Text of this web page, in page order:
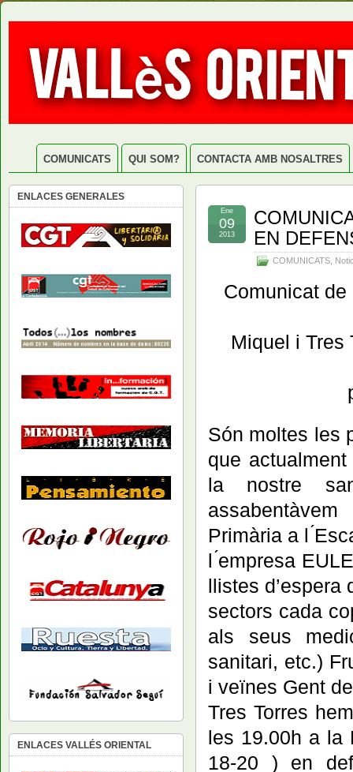
COMUNICATS QUI SOM? CONTACTA AMB NOSALTRES
EN
COMUNICATS
Ene
09
2013
Comunicat
Miquel i Tres
Són moltes les
que
la nostre
Primària a l
l ́empresa
llistes
sectors cada
als seus
sanitari, etc.)
i veïnes Gent
Tres Torres
les 19.00h a la
18-20 ) en
ENLACES GENERALES
ENLACES VALLÉS ORIENTAL